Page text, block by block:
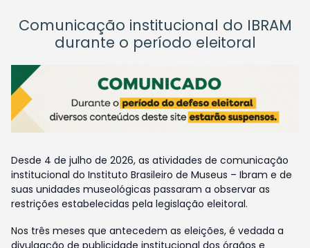
Comunicação institucional do IBRAM
durante o período eleitoral
Desde 4 de julho de 2026, as atividades de comunicação
institucional do Instituto Brasileiro de Museus – Ibram e de
suas unidades museológicas passaram a observar as
restrições estabelecidas pela legislação eleitoral.
Nos três meses que antecedem as eleições, é vedada a